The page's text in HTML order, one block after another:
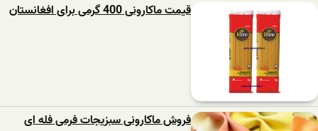
قیمت ماکارونی 400 گرمی برای افغانستان
فروش ماکارونی سبزیجات فرمی فله ای